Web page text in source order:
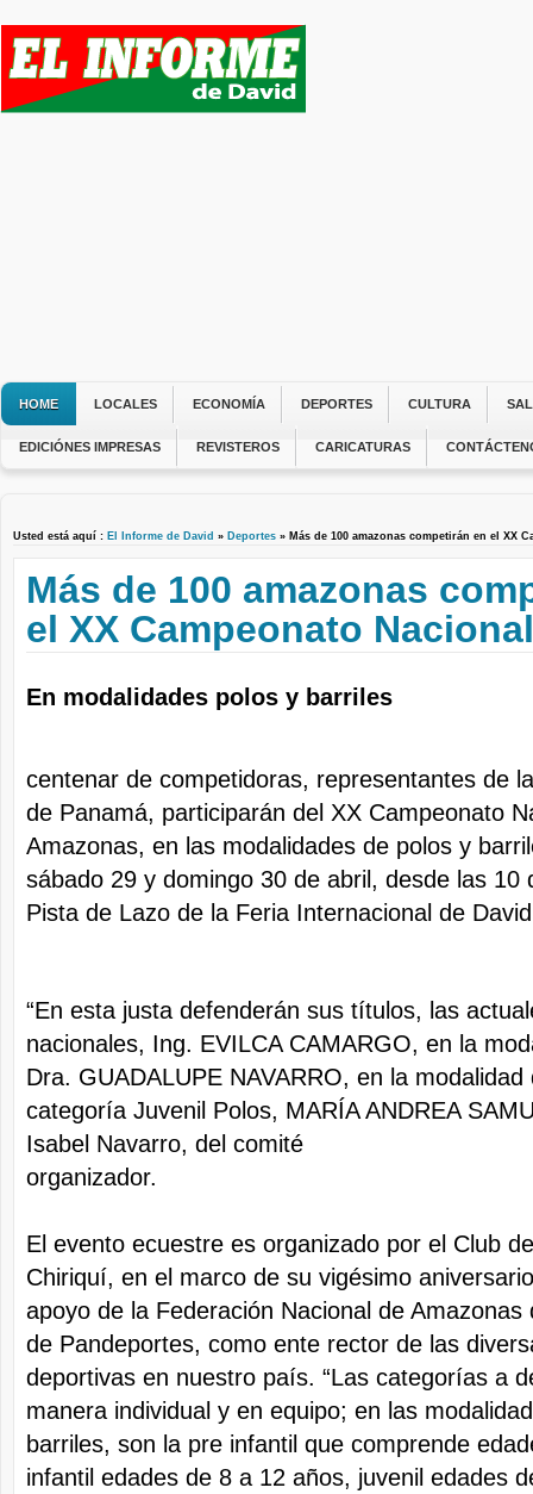
HOME LOCALES ECONOMÍA DEPORTES CULTURA
EDICIÓNES IMPRESAS REVISTEROS CARICATURAS
Usted está aquí : El Informe de David » Deportes » Más de 100 amazonas competirán en el XX
Más de 100 amazonas
el XX Campeonato Nacional
En modalidades polos y barriles
centenar de competidoras, representantes de
de Panamá, participarán del XX Campeonato
Amazonas, en las modalidades de polos y
sábado 29 y domingo 30 de abril, desde las 10
Pista de Lazo de la Feria Internacional de
“En esta justa defenderán sus títulos, las
nacionales, Ing. EVILCA CAMARGO, en la
Dra. GUADALUPE NAVARRO, en la
categoría Juvenil Polos, MARÍA ANDREA
Isabel Navarro, del comité
El evento ecuestre es organizado por el Club
Chiriquí, en el marco de su vigésimo
apoyo de la Federación Nacional de Amazonas
de Pandeportes, como ente rector de las
deportivas en nuestro país. “Las categorías a
manera individual y en equipo; en las
barriles, son la pre infantil que comprende
infantil edades de 8 a 12 años, juvenil edades